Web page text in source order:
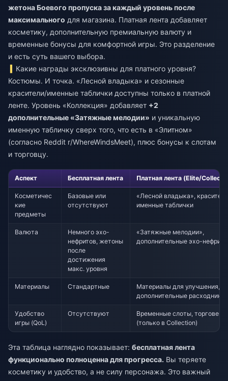
жетона Боевого пропуска за каждый уровень после
максимального для магазина. Платная лента добавляет
косметику, дополнительную премиальную валюту и
временные бонусы для комфортной игры. Это разделение
и есть суть вашего выбора.
Какие награды эксклюзивны для платного уровня?
Костюмы. И точка. «Лесной владыка» и сезонные
красители/именные таблички доступны только в платной
ленте. Уровень «Коллекция» добавляет +2
дополнительные «Затяжные мелодии» и уникальную
именную табличку сверх того, что есть в «Элитном»
(согласно Reddit r/WhereWindsMeet), плюс бонусы к слотам
и торговцу.
Аспект Бесплатная лента Платная лента (Elite/
Косметичес
кие
предметы
Базовые или
отсутствуют
«Лесной владыка»,
именные таблички
Валюта
Немного эхо-
нефритов, жетоны
после
достижения
макс. уровня
«Затяжные мелодии»,
дополнительные эхо-
Материалы Стандартные
Материалы для улучшения,
дополнительные расходники
Удобство
игры (QoL)
Отсутствуют
Временные слоты, торговец
(только в Collection)
Эта таблица наглядно показывает: бесплатная лента
функционально полноценна для прогресса. Вы теряете
косметику и удобство, а не силу персонажа. Это важный